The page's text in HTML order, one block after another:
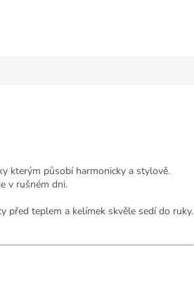
kterým působí harmonicky a stylově.
v rušném dni.
před teplem a kelímek skvěle sedí do ruky.